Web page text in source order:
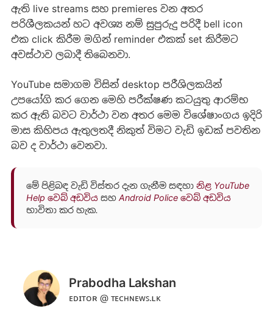
ඇති live streams සහ premieres වන අතර
පරිශීලකයන් හට අවශ්‍ය නම් සුපුරුදු පරිදී bell icon
එක click කිරීම මගින් reminder එකක් set කිරීමට
අවස්ථාව ලබාදී ති‍බෙනවා.
YouTube සමාගම විසින් desktop පරීශිලකයින්
උපයෝගි කර ගෙන මෙහි පරීක්ෂණ කටයුතු ආරම්භ
කර ඇති බවට වාර්ථා වන අතර මෙම විශේෂාංගය ඉදිරි
මාස කිහිපය ඇතුලතදී නිකුත් විමට වැඩි ඉඩක් පවතින
බව ද වාර්ථා වෙනවා.
මේ පිළිබඳ වැඩි විස්තර දැන ගැනීම සඳහා නිළ YouTube
Help වෙබ් අඩවියසහ Android Police වෙබ් අඩවිය
භාවිතා කර හැක.
Prabodha Lakshan
ᴇᴅɪᴛᴏʀ @ ᴛᴇᴄʜɴᴇᴡꜱ.ʟᴋ